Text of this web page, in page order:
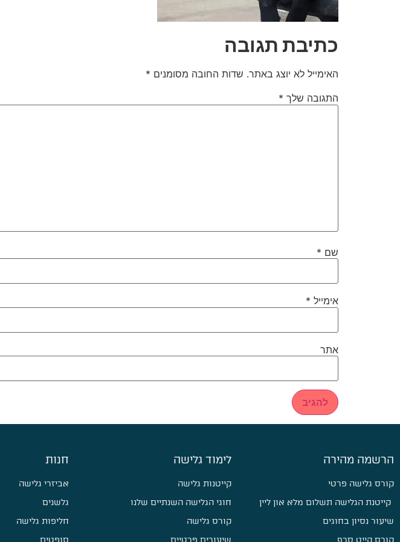
כתיבת תגובה
האימייל לא יוצג באתר. שדות החובה מסומנים *
התגובה שלך *
שם *
אימייל *
אתר
הרשמה מהירה
קורס גלישה פרטי
קייטנת הגלישה תשלום מלא און ליין
שיעור נסיון בחוגים
קורס קייט סרף
לימוד גלישה
קייטנות גלישה
חוגי הגלישה השנתיים שלנו
קורס גלישה
שיעורים פרטיים
חנות
אביזרי גלישה
גלשנים
חליפות גלישה
סופטים